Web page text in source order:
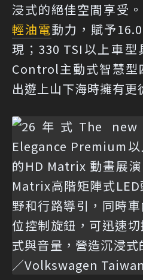
浸式的絕佳空間享受
輕油電動力，賦予
現；330 TSI以上車
Control主動式智慧型
出遊上山下海時擁有更